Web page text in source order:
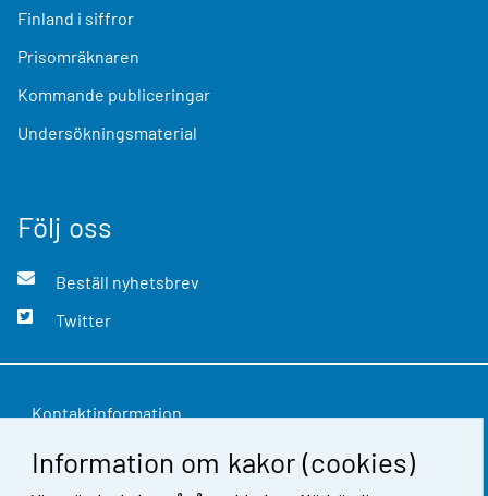
Information om kakor (cookies)
Finland i siffror
Prisomräknaren
Kommande publiceringar
Undersökningsmaterial
Följ oss
Beställ nyhetsbrev
Twitter
Kontaktinformation
Respons